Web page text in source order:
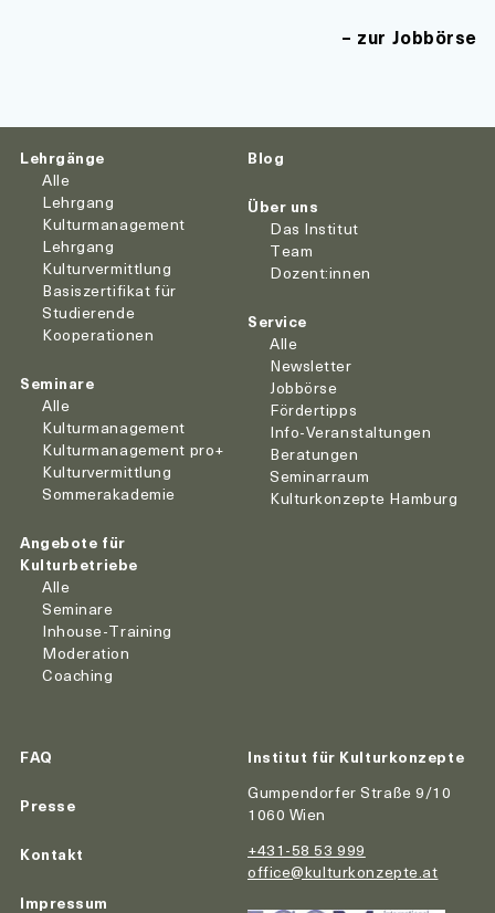
zur Jobbörse
Lehrgänge
Alle
Lehrgang
Kulturmanagement
Lehrgang
Kulturvermittlung
Basiszertifikat für
Studierende
Kooperationen
Seminare
Alle
Kulturmanagement
Kulturmanagement pro+
Kulturvermittlung
Sommerakademie
Angebote für
Kulturbetriebe
Alle
Seminare
Inhouse-Training
Moderation
Coaching
Blog
Über uns
Das Institut
Team
Dozent:innen
Service
Alle
Newsletter
Jobbörse
Fördertipps
Info-Veranstaltungen
Beratungen
Seminarraum
Kulturkonzepte Hamburg
FAQ
Presse
Kontakt
Impressum
Institut für Kulturkonzepte
Gumpendorfer Straße 9/10
1060 Wien
+431-58 53 999
office@kulturkonzepte.at